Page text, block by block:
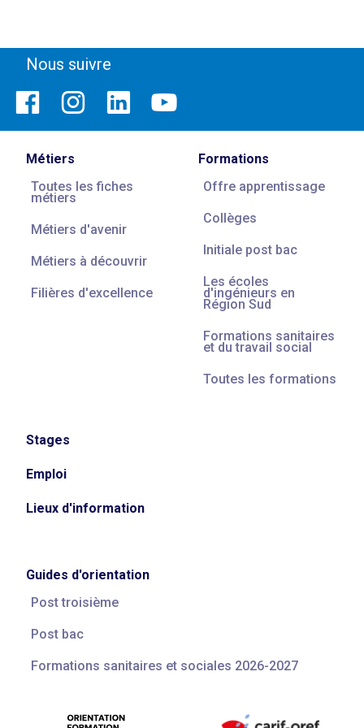
Nous suivre
Métiers
Toutes les fiches
métiers
Métiers d'avenir
Métiers à découvrir
Filières d'excellence
Formations
Offre apprentissage
Collèges
Initiale post bac
Les écoles
d'ingénieurs en
Région Sud
Formations sanitaires
et du travail social
Toutes les formations
Stages
Emploi
Lieux d'information
Guides d'orientation
Post troisième
Post bac
Formations sanitaires et sociales 2026-2027